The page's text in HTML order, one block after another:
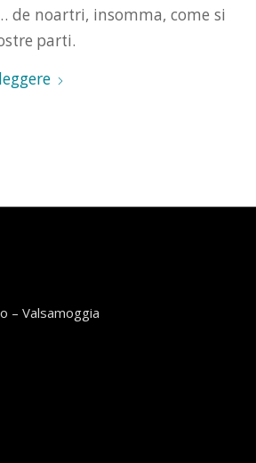
de noartri, insomma, come si
parti.
– Valsamoggia